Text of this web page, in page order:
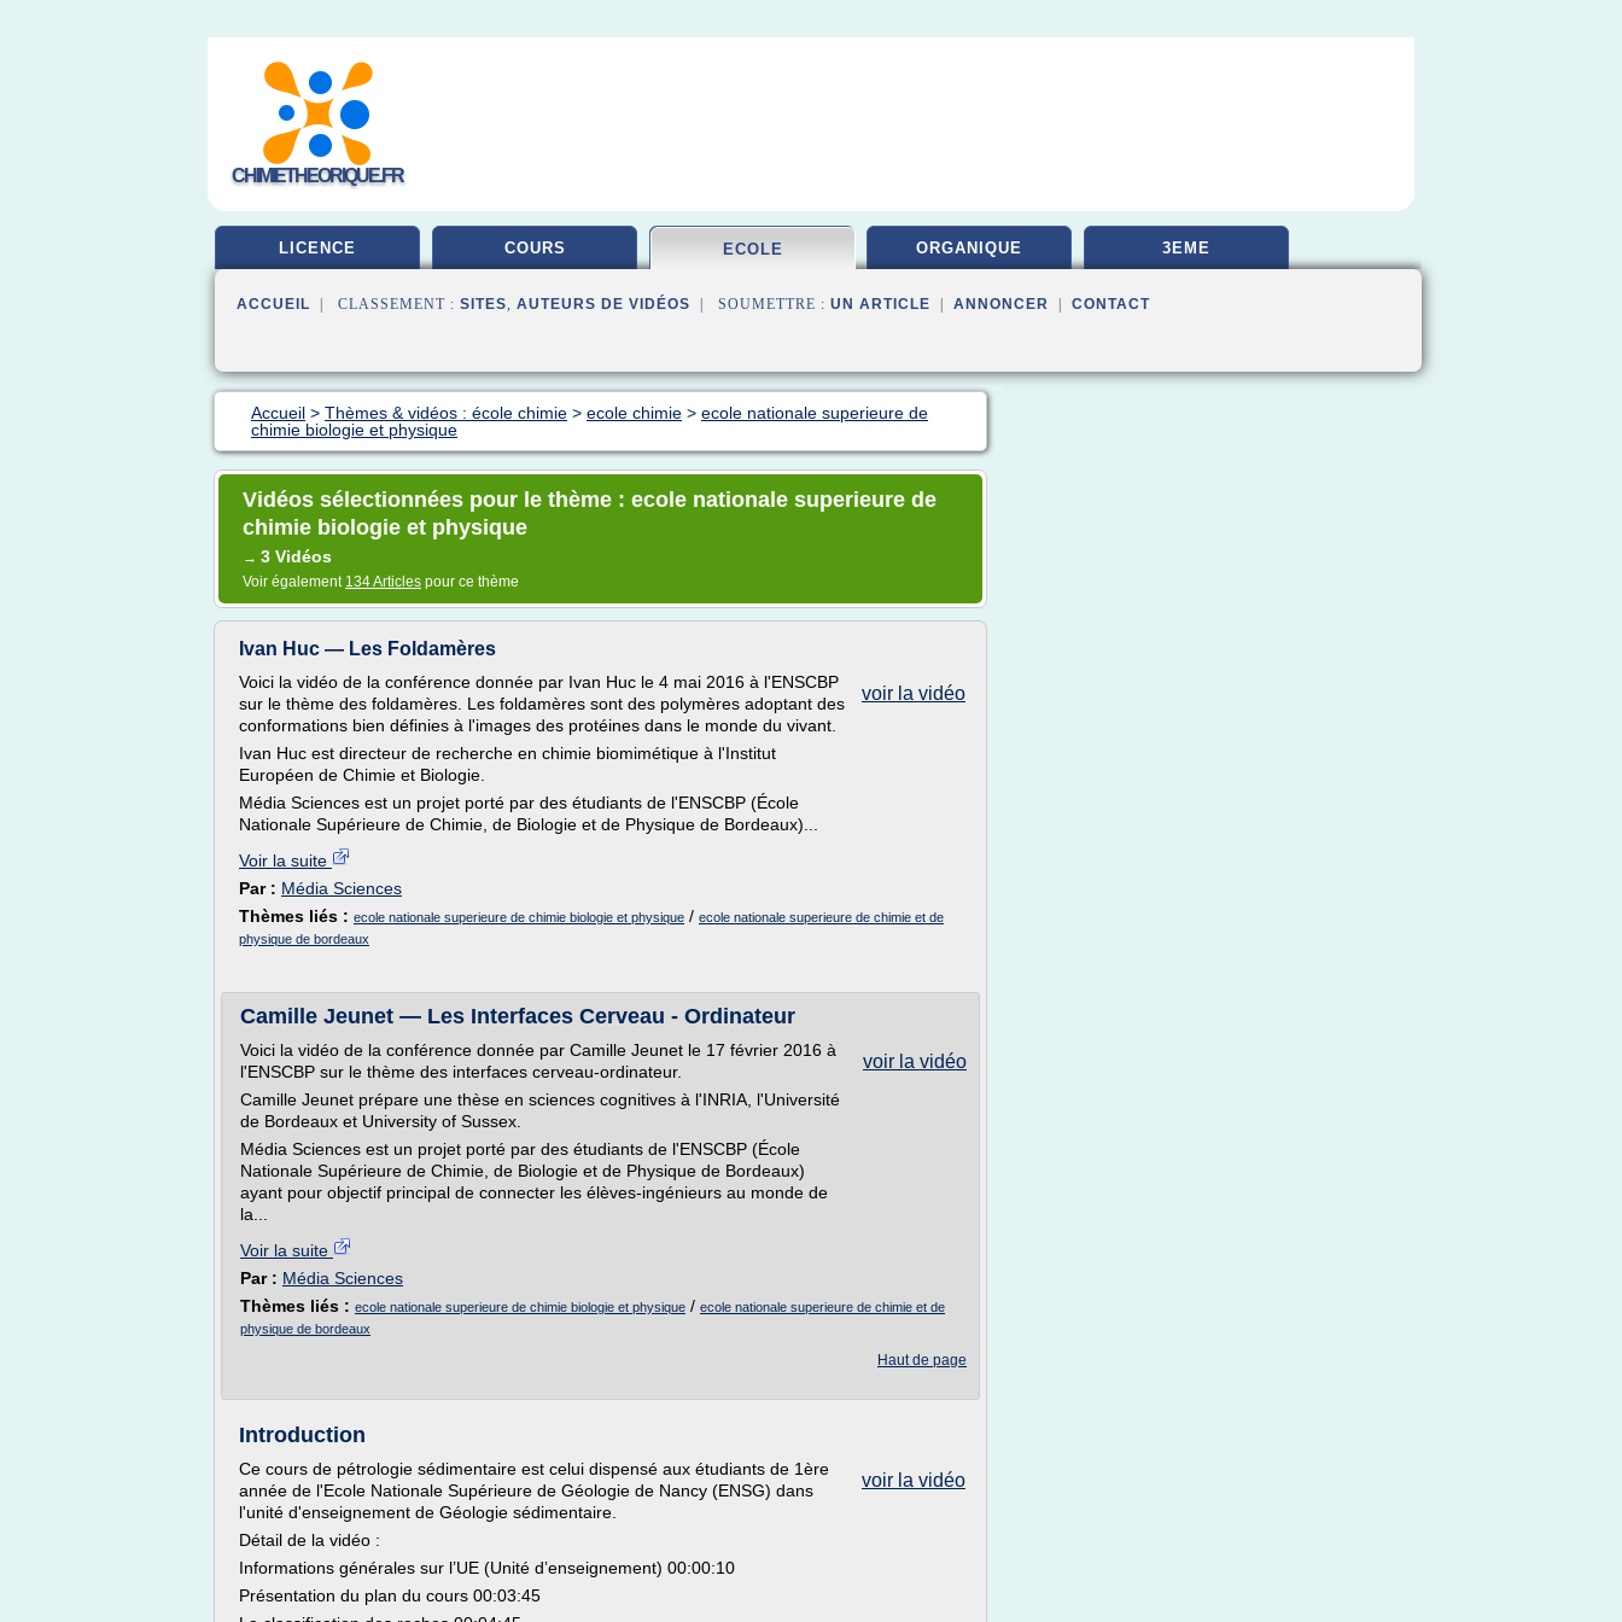
CHIMIETHEORIQUE.FR
LICENCE COURS ECOLE ORGANIQUE 3EME
ACCUEIL | CLASSEMENT : SITES, AUTEURS DE VIDÉOS | SOUMETTRE : UN ARTICLE ANNONCER CONTACT
Accueil > Thèmes & vidéos : école chimie > ecole chimie > ecole nationale superieure de
chimie biologie et physique
Vidéos sélectionnées pour le thème : ecole nationale superieure de
chimie biologie et physique
→ 3 Vidéos
Voir également 134 Articles pour ce thème
Ivan Huc — Les Foldamères
voir la vidéo
Voici la vidéo de la conférence donnée par Ivan Huc le 4 mai 2016 à l'ENSCBP
sur le thème des foldamères. Les foldamères sont des polymères adoptant des
conformations bien définies à l'images des protéines dans le monde du vivant.
Ivan Huc est directeur de recherche en chimie biomimétique à l'Institut
Européen de Chimie et Biologie.
Média Sciences est un projet porté par des étudiants de l'ENSCBP (École
Nationale Supérieure de Chimie, de Biologie et de Physique de Bordeaux)...
Voir la suite
Par : Média Sciences
Thèmes liés : ecole nationale superieure de chimie biologie et physique / ecole nationale superieure de chimie et de
physique de bordeaux
Camille Jeunet — Les Interfaces Cerveau - Ordinateur
voir la vidéo
Voici la vidéo de la conférence donnée par Camille Jeunet le 17 février 2016 à
l'ENSCBP sur le thème des interfaces cerveau-ordinateur.
Camille Jeunet prépare une thèse en sciences cognitives à l'INRIA, l'Université
de Bordeaux et University of Sussex.
Média Sciences est un projet porté par des étudiants de l'ENSCBP (École
Nationale Supérieure de Chimie, de Biologie et de Physique de Bordeaux)
ayant pour objectif principal de connecter les élèves-ingénieurs au monde de
la...
Voir la suite
Par : Média Sciences
Thèmes liés : ecole nationale superieure de chimie biologie et physique / ecole nationale superieure de chimie et de
physique de bordeaux
Haut de page
Introduction
voir la vidéo
Ce cours de pétrologie sédimentaire est celui dispensé aux étudiants de 1ère
année de l'Ecole Nationale Supérieure de Géologie de Nancy (ENSG) dans
l'unité d'enseignement de Géologie sédimentaire.
Détail de la vidéo :
Informations générales sur l’UE (Unité d’enseignement) 00:00:10
Présentation du plan du cours 00:03:45